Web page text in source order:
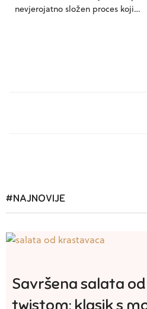
nevjerojatno složen proces koji…
#NAJNOVIJE
Savršena salata
twistom: klasik s